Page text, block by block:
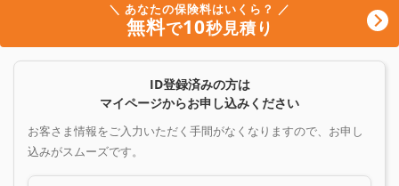
＼ あなたの保険料はいくら？ ／
無料で10秒見積り
ID登録済みの方は
マイページからお申し込みください
お客さま情報をご入力いただく手間がなくなりますので、お申し
込みがスムーズです。